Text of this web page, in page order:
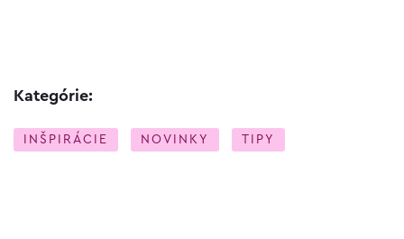
Kategórie:
INŠPIRÁCIE NOVINKY TIPY